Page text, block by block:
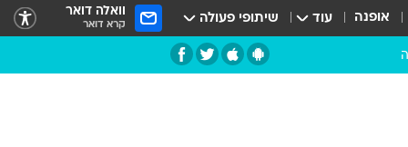
אופנה עוד שיתופי פעולה וואלה דואר
קרא דואר